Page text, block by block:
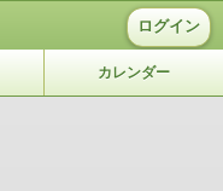
ログイン
カレンダー